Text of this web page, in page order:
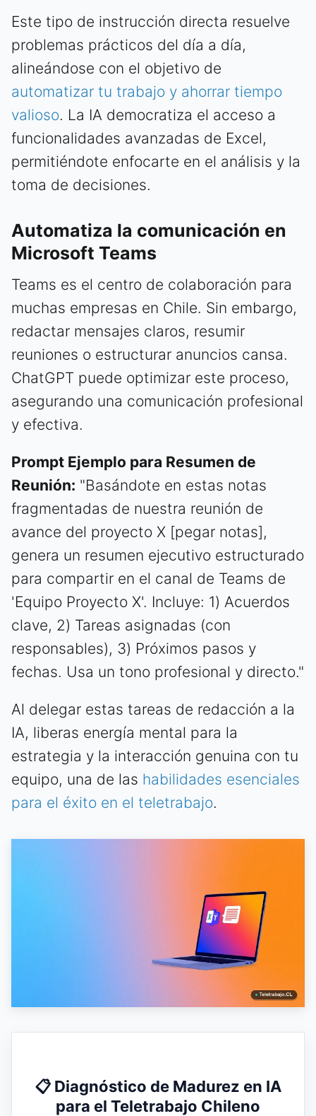
Este tipo de instrucción directa resuelve
problemas prácticos del día a día,
alineándose con el objetivo de
automatizar tu trabajo y ahorrar tiempo
valioso. La IA democratiza el acceso a
funcionalidades avanzadas de Excel,
permitiéndote enfocarte en el análisis y la
toma de decisiones.
Automatiza la comunicación en
Microsoft Teams
Teams es el centro de colaboración para
muchas empresas en Chile. Sin embargo,
redactar mensajes claros, resumir
reuniones o estructurar anuncios cansa.
ChatGPT puede optimizar este proceso,
asegurando una comunicación profesional
y efectiva.
Prompt Ejemplo para Resumen de
Reunión: "Basándote en estas notas
fragmentadas de nuestra reunión de
avance del proyecto X [pegar notas],
genera un resumen ejecutivo estructurado
para compartir en el canal de Teams de
'Equipo Proyecto X'. Incluye: 1) Acuerdos
clave, 2) Tareas asignadas (con
responsables), 3) Próximos pasos y
fechas. Usa un tono profesional y directo."
Al delegar estas tareas de redacción a la
IA, liberas energía mental para la
estrategia y la interacción genuina con tu
equipo, una de las habilidades esenciales
para el éxito en el teletrabajo.
📋 Diagnóstico de Madurez en IA
para el Teletrabajo Chileno